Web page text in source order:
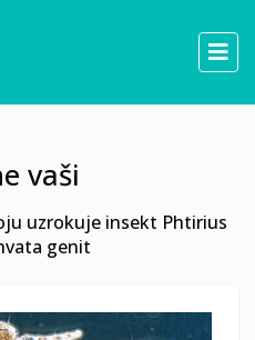
vaši
uzrokuje insekt Phtirius
genit